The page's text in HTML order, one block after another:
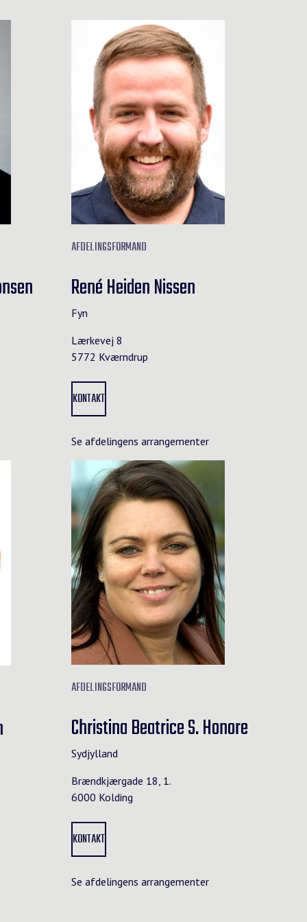
AFDELINGSFORMAND
René Heiden Nissen
Fyn
Lærkevej 8
5772 Kværndrup
KONTAKT
Se afdelingens arrangementer
AFDELINGSFORMAND
Christina Beatrice S. Honore
Sydjylland
Brændkjærgade 18, 1.
6000 Kolding
KONTAKT
Se afdelingens arrangementer